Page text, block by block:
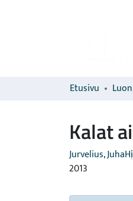
Etusivu
Kalat
Jurvelius, Juha
2013